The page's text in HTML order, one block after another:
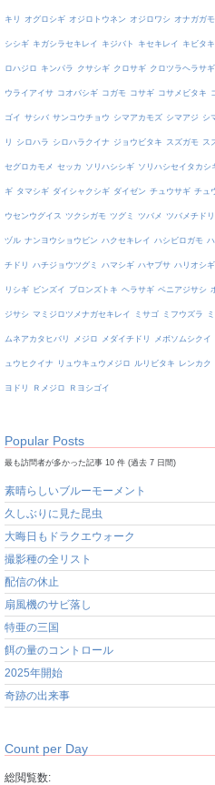
キリ オグロシギ オジロトウネン オジロワシ オナガガモ
シシギ キガシラセキレイ キジバト キセキレイ キビタキ
ロハジロ キンパラ クサシギ クロサギ クロツラヘラサギ
ウライアイサ コオバシギ コガモ コサギ コサメビタキ
ゴイ サシバ サンコウチョウ シマアカモズ シマアジ シ
リ シロハラ シロハラクイナ ジョウビタキ スズガモ ス
セグロカモメ セッカ ソリハシシギ ソリハシセイタカシ
ギ タマシギ ダイシャクシギ ダイゼン チュウサギ チュ
ウセンウグイス ツクシガモ ツグミ ツバメ ツバメチドリ
ヅル ナンヨウショウビン ハクセキレイ ハシビロガモ
チドリ ハチジョウツグミ ハマシギ ハヤブサ ハリオシギ
リシギ ビンズイ ブロンズトキ ヘラサギ ベニアジサシ
ジサシ マミジロツメナガセキレイ ミサゴ ミフウズラ
ムネアカタヒバリ メジロ メダイチドリ メボソムシクイ
ュウヒクイナ リュウキュウメジロ ルリビタキ レンカク
ヨドリ Ｒメジロ Ｒヨシゴイ
Popular Posts
最も訪問者が多かった記事 10 件 (過去 7 日間)
素晴らしいブルーモーメント
久しぶりに見た昆虫
大晦日もドラクエウォーク
撮影種の全リスト
配信の休止
扇風機のサビ落し
特亜の三国
餌の量のコントロール
2025年開始
奇跡の出来事
Count per Day
総閲覧数: